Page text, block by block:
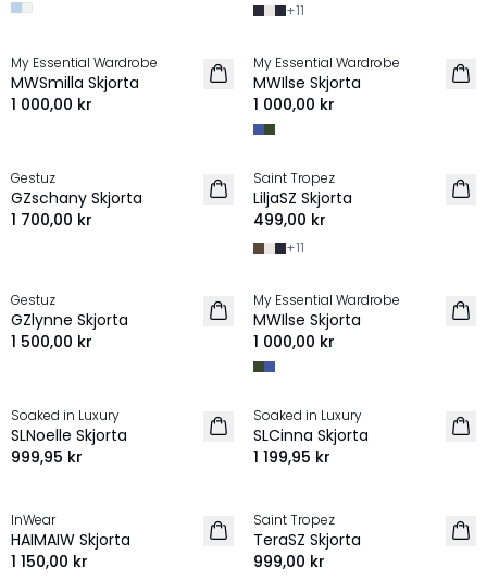
+11
NYHET
My Essential Wardrobe
MWSmilla Skjorta
1 000,00 kr
NYHET
My Essential Wardrobe
MWIlse Skjorta
1 000,00 kr
NYHET
Gestuz
GZschany Skjorta
1 700,00 kr
NYHET
Saint Tropez
LiljaSZ Skjorta
499,00 kr
+11
NYHET
Gestuz
GZlynne Skjorta
1 500,00 kr
NYHET
My Essential Wardrobe
MWIlse Skjorta
1 000,00 kr
NYHET
Soaked in Luxury
SLNoelle Skjorta
999,95 kr
NYHET
Soaked in Luxury
SLCinna Skjorta
1 199,95 kr
NYHET
InWear
HAIMAIW Skjorta
1 150,00 kr
NYHET
Saint Tropez
TeraSZ Skjorta
999,00 kr